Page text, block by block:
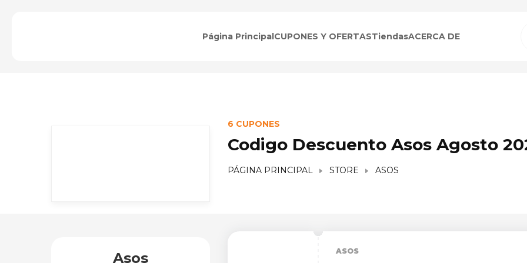
Página PrincipalCUPONES Y OFERTASTiendasACERCA DE
6 CUPONES
Codigo Descuento Asos Agosto
PÁGINA PRINCIPAL STORE ASOS
ASOS
Asos